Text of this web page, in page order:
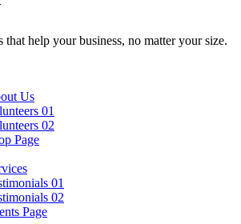
that help your business, no matter your size.
Us
01
02
Page
01
02
Page